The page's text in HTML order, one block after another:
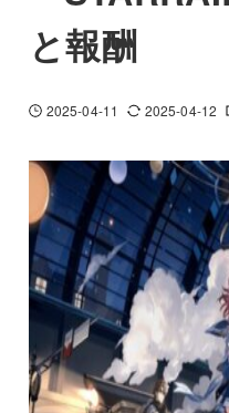
と報酬
2025-04-11 2025-04-12